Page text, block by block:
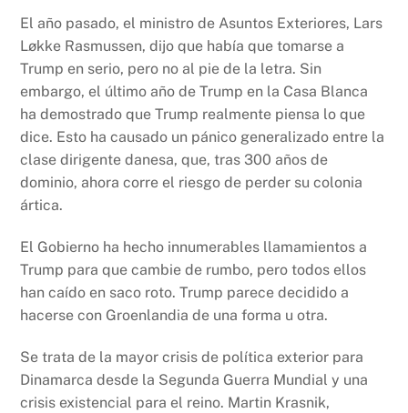
El año pasado, el ministro de Asuntos Exteriores, Lars
Løkke Rasmussen, dijo que había que tomarse a
Trump en serio, pero no al pie de la letra. Sin
embargo, el último año de Trump en la Casa Blanca
ha demostrado que Trump realmente piensa lo que
dice. Esto ha causado un pánico generalizado entre la
clase dirigente danesa, que, tras 300 años de
dominio, ahora corre el riesgo de perder su colonia
ártica.
El Gobierno ha hecho innumerables llamamientos a
Trump para que cambie de rumbo, pero todos ellos
han caído en saco roto. Trump parece decidido a
hacerse con Groenlandia de una forma u otra.
Se trata de la mayor crisis de política exterior para
Dinamarca desde la Segunda Guerra Mundial y una
crisis existencial para el reino. Martin Krasnik,